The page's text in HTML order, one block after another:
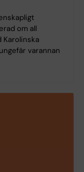
om all
Karolinska
varannan